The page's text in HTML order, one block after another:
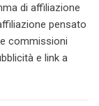
di affiliazione
pensato
commissioni
e link a